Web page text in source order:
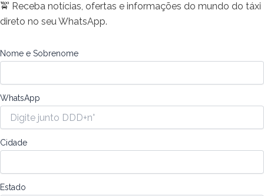
🚖 Receba notícias, ofertas e informações do mundo do táxi
direto no seu WhatsApp.
Nome e Sobrenome
WhatsApp
Cidade
Estado